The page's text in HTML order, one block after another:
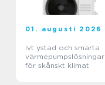
01. augusti 2026
Ivt ystad och smarta
värmepumpslösningar
för skånskt klimat